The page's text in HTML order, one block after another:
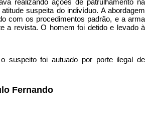
realizando ações de patrulhamento na
suspeita do indivíduo. A abordagem
com os procedimentos padrão, e a arma
a revista. O homem foi detido e levado à
suspeito foi autuado por porte ilegal de
Fernando